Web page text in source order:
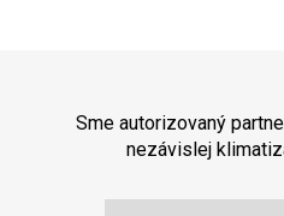
Sme autorizovaný
nezávislej